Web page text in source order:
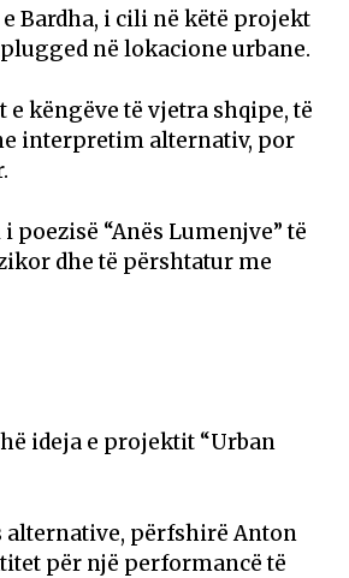
Bardha, i cili në këtë projekt
në lokacione urbane.
këngëve të vjetra shqipe, të
interpretim alternativ, por
“Anës Lumenjve” të
dhe të përshtatur me
ideja e projektit “Urban
alternative, përfshirë Anton
për një performancë të